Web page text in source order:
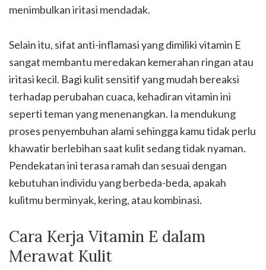
menimbulkan iritasi mendadak.
Selain itu, sifat anti-inflamasi yang dimiliki vitamin E
sangat membantu meredakan kemerahan ringan atau
iritasi kecil. Bagi kulit sensitif yang mudah bereaksi
terhadap perubahan cuaca, kehadiran vitamin ini
seperti teman yang menenangkan. Ia mendukung
proses penyembuhan alami sehingga kamu tidak perlu
khawatir berlebihan saat kulit sedang tidak nyaman.
Pendekatan ini terasa ramah dan sesuai dengan
kebutuhan individu yang berbeda-beda, apakah
kulitmu berminyak, kering, atau kombinasi.
Cara Kerja Vitamin E dalam
Merawat Kulit